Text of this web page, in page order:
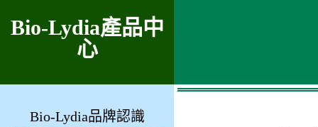
Bio-Lydia產品中
心
Bio-Lydia品牌認識